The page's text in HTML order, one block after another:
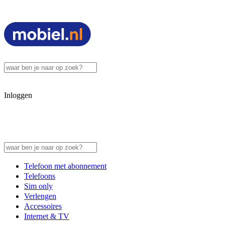
Inloggen
Telefoon met abonnement
Telefoons
Sim only
Verlengen
Accessoires
Internet & TV